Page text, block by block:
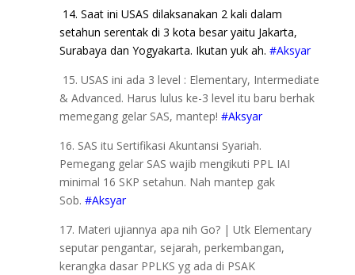
14. Saat ini USAS dilaksanakan 2 kali dalam
setahun serentak di 3 kota besar yaitu Jakarta,
Surabaya dan Yogyakarta. Ikutan yuk ah. #Aksyar
15. USAS ini ada 3 level : Elementary, Intermediate
& Advanced. Harus lulus ke-3 level itu baru berhak
memegang gelar SAS, mantep! #Aksyar
16. SAS itu Sertifikasi Akuntansi Syariah.
Pemegang gelar SAS wajib mengikuti PPL IAI
minimal 16 SKP setahun. Nah mantep gak
Sob. #Aksyar
17. Materi ujiannya apa nih Go? | Utk Elementary
seputar pengantar, sejarah, perkembangan,
kerangka dasar PPLKS yg ada di PSAK